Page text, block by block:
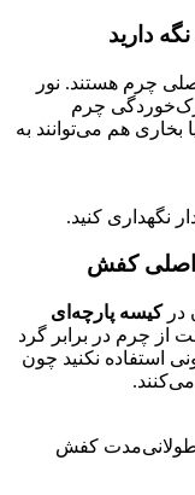
چرم هستند. نور
چرم
هم می‌توانند به
نگهداری کنید.
درکیسه پارچه‌ای
از چرم در برابر گرد
استفاده نکنید چون
طولانی‌مدت کفش